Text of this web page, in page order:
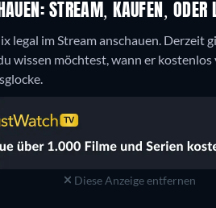
STREAM, KAUFEN, ODER
legal im Stream anschauen. Derzeit
wissen möchtest, wann er
Diese Anzeige entfernen